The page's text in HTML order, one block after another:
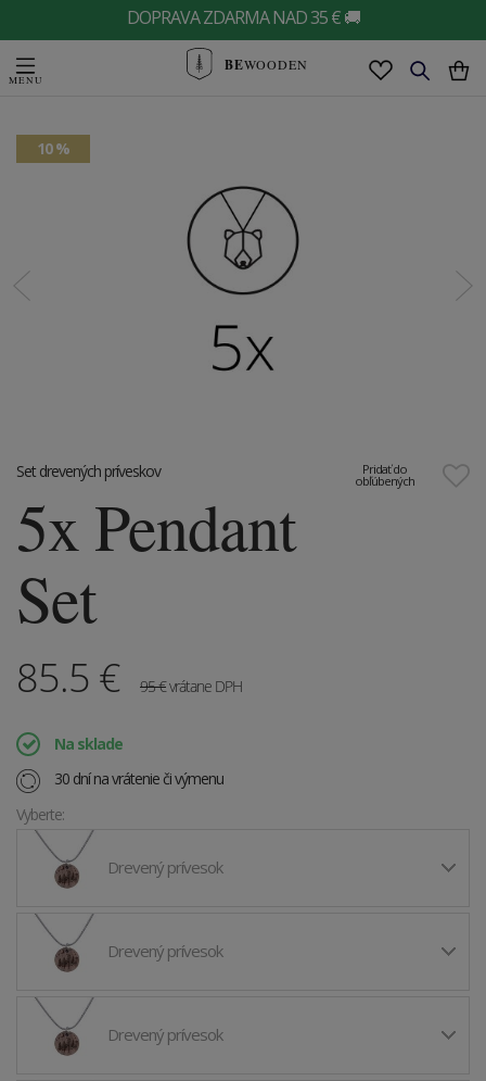
DOPRAVA ZDARMA NAD 35 € 🚚
BEWOODEN
10 %
Pridať do
obľúbených
Set drevených príveskov
5x Pendant
Set
85.5 € 95€vrátane DPH
Na sklade
30 dní na vrátenie či výmenu
Vyberte:
Drevený prívesok
Drevený prívesok
Drevený prívesok